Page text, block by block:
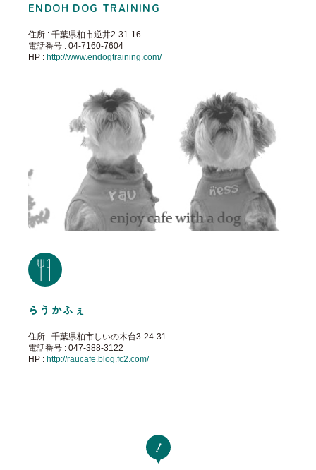
ENDOH DOG TRAINING
住所 : 千葉県柏市逆井2-31-16
電話番号 : 04-7160-7604
HP :http://www.endogtraining.com/
らうかふぇ
住所 : 千葉県柏市しいの木台3-24-31
電話番号 : 047-388-3122
HP :http://raucafe.blog.fc2.com/